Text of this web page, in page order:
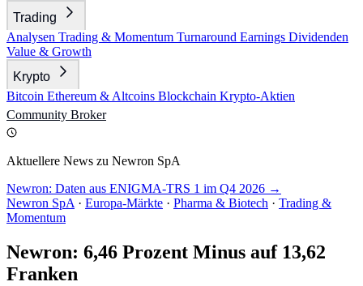
Trading
Analysen Trading & Momentum Turnaround Earnings Dividenden
Value & Growth
Krypto
Bitcoin Ethereum & Altcoins Blockchain Krypto-Aktien
Community Broker
Aktuellere News zu Newron SpA
Newron: Daten aus ENIGMA-TRS 1 im Q4 2026 →
Newron SpA · Europa-Märkte · Pharma & Biotech · Trading &
Momentum
Newron: 6,46 Prozent Minus auf 13,62
Franken